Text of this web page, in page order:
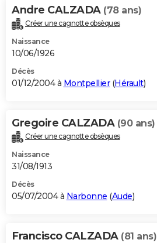
Andre CALZADA (78 ans)
Créer une cagnotte obsèques
Naissance
10/06/1926
Décès
01/12/2004 à Montpellier(Hérault)
Gregoire CALZADA (90 ans)
Créer une cagnotte obsèques
Naissance
31/08/1913
Décès
05/07/2004 à Narbonne (Aude)
Francisco CALZADA (81 ans)